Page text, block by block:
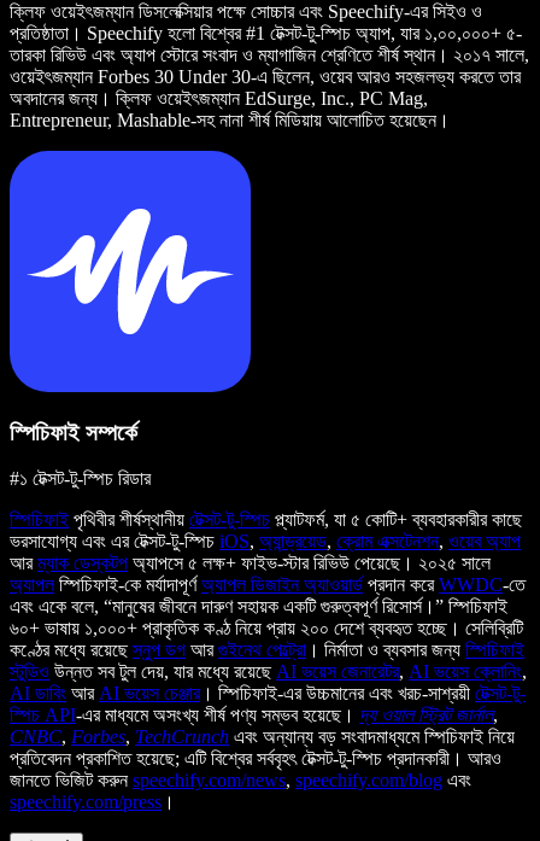
ক্লিফ ওয়েইৎজম্যান ডিসলেক্সিয়ার পক্ষে সোচ্চার এবং Speechify-এর সিইও ও
প্রতিষ্ঠাতা। Speechify হলো বিশ্বের #1 টেক্সট-টু-স্পিচ অ্যাপ, যার ১,০০,০০০+ ৫-
তারকা রিভিউ এবং অ্যাপ স্টোরে সংবাদ ও ম্যাগাজিন শ্রেণিতে শীর্ষ স্থান। ২০১৭ সালে,
ওয়েইৎজম্যান Forbes 30 Under 30-এ ছিলেন, ওয়েব আরও সহজলভ্য করতে তার
অবদানের জন্য। ক্লিফ ওয়েইৎজম্যান EdSurge, Inc., PC Mag,
Entrepreneur, Mashable-সহ নানা শীর্ষ মিডিয়ায় আলোচিত হয়েছেন।
স্পিচিফাই সম্পর্কে
#১ টেক্সট-টু-স্পিচ রিডার
স্পিচিফাই পৃথিবীর শীর্ষস্থানীয় টেক্সট-টু-স্পিচ প্ল্যাটফর্ম, যা ৫ কোটি+ ব্যবহারকারীর কাছে
ভরসাযোগ্য এবং এর টেক্সট-টু-স্পিচ iOS, অ্যান্ড্রয়েড, ক্রোম এক্সটেনশন, ওয়েব অ্যাপ
আরম্যাক ডেস্কটপ অ্যাপসে ৫ লক্ষ+ ফাইভ-স্টার রিভিউ পেয়েছে। ২০২৫ সালে
অ্যাপলস্পিচিফাই-কে মর্যাদাপূর্ণঅ্যাপল ডিজাইন অ্যাওয়ার্ড প্রদান করেWWDC-তে
এবং একে বলে, “মানুষের জীবনে দারুণ সহায়ক একটি গুরুত্বপূর্ণ রিসোর্স।” স্পিচিফাই
৬০+ ভাষায় ১,০০০+ প্রাকৃতিক কণ্ঠ নিয়ে প্রায় ২০০ দেশে ব্যবহৃত হচ্ছে। সেলিব্রিটি
কণ্ঠের মধ্যে রয়েছেস্নুপ ডগ আরগুইনেথ পেল্ট্রো । নির্মাতা ও ব্যবসার জন্য স্পিচিফাই
স্টুডিও উন্নত সব টুল দেয়, যার মধ্যে রয়েছেAI ভয়েস জেনারেটর, AI ভয়েস ক্লোনিং,
AI ডাবিং আরAI ভয়েস চেঞ্জার। স্পিচিফাই-এর উচ্চমানের এবং খরচ-সাশ্রয়ী টেক্সট-টু-
স্পিচ API-এর মাধ্যমে অসংখ্য শীর্ষ পণ্য সম্ভব হয়েছে। দ্য ওয়াল স্ট্রিট জার্নাল,
CNBC, Forbes, TechCrunch এবং অন্যান্য বড় সংবাদমাধ্যমে স্পিচিফাই নিয়ে
প্রতিবেদন প্রকাশিত হয়েছে; এটি বিশ্বের সর্ববৃহৎ টেক্সট-টু-স্পিচ প্রদানকারী। আরও
জানতে ভিজিট করুনspeechify.com/news, speechify.com/blog এবং
speechify.com/press ।